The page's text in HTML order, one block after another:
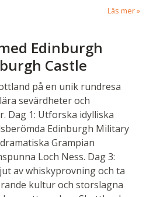
Läs mer
Edinburgh
Castle
på en unik rundresa
sevärdheter och
Dag 1: Utforska idylliska
Edinburgh Military
Grampian
Loch Ness. Dag 3:
av whiskyprovning och ta
kultur och storslagna